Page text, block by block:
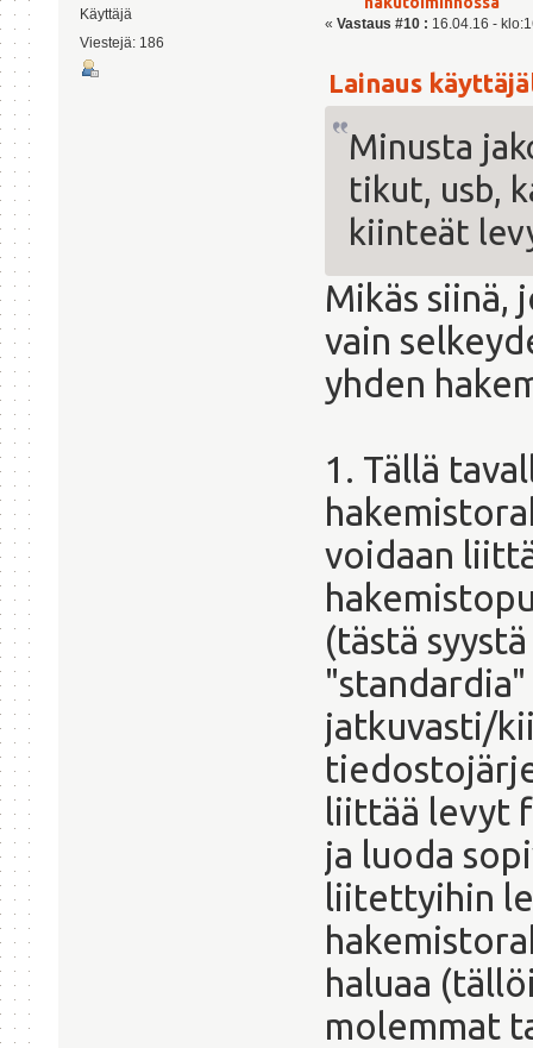
Käyttäjä
Viestejä: 186
« Vastaus #10 : 16.04.16 -
Lainaus
Minusta
tikut, usb,
kiinteät
Mikäs siinä,
vain
yhden
1. Tällä
voidaan
(tästä
jatkuvasti/
liittää levyt
ja luoda
liitettyihin
haluaa
molemmat